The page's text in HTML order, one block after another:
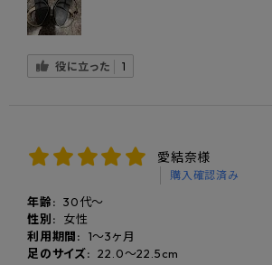
役に立った 1
愛結奈様
購入確認済み
年齢: 30代～
性別:
女性
利用期間:
1〜3ヶ月
足のサイズ: 22.0～22.5cm